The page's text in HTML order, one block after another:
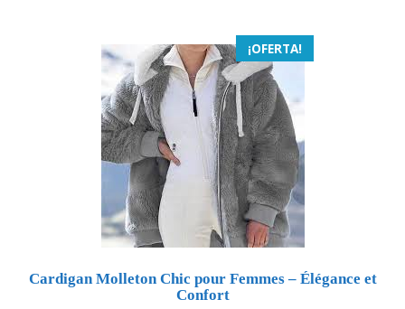
¡OFERTA!
Cardigan Molleton Chic pour Femmes – Élégance et
Confort